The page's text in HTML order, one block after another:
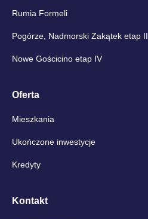
Rumia Formeli
Pogórze, Nadmorski Zakątek etap II
Nowe Gościcino etap IV
Oferta
Mieszkania
Ukończone inwestycje
Kredyty
Kontakt